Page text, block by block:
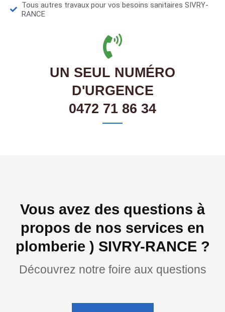
Tous autres travaux pour vos besoins sanitaires SIVRY-
RANCE
UN SEUL NUMÉRO
D'URGENCE
0472 71 86 34
Vous avez des questions à
propos de nos services en
plomberie ) SIVRY-RANCE ?
Découvrez notre foire aux questions